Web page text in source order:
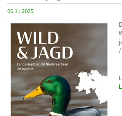
06.11.2025